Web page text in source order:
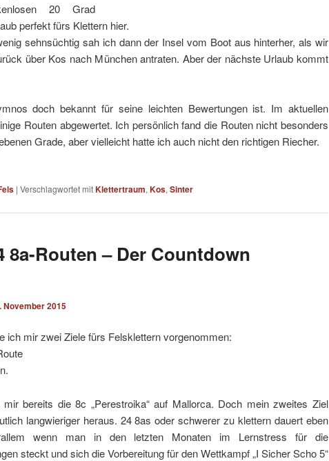
20 Grad
perfekt fürs Klettern hier.
sehnsüchtig sah ich dann der Insel vom Boot aus hinterher, als wir
über Kos nach München antraten. Aber der nächste Urlaub kommt
doch bekannt für seine leichten Bewertungen ist. Im aktuellen
Routen abgewertet. Ich persönlich fand die Routen nicht besonders
Grade, aber vielleicht hatte ich auch nicht den richtigen Riecher.
| Verschlagwortet mitKlettertraum, Kos, Sinter
8a-Routen – Der Countdown
November 2015
ich mir zwei Ziele fürs Felsklettern vorgenommen:
bereits die 8c „Perestroika“ auf Mallorca. Doch mein zweites Ziel
langwieriger heraus. 24 8as oder schwerer zu klettern dauert eben
wenn man in den letzten Monaten im Lernstress für die
steckt und sich die Vorbereitung für den Wettkampf „I Sicher Scho 5“